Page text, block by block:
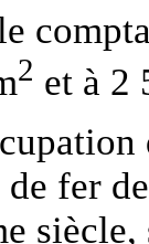
2 et à 2
de fer
siècle,